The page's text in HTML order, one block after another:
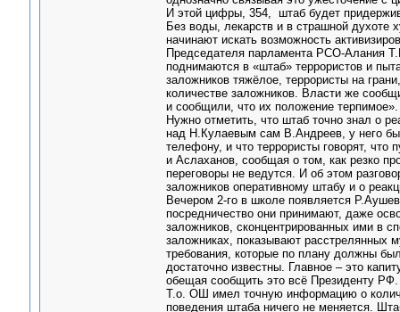
И этой цифры, 354, штаб будет
Без воды, лекарств и в страшной духоте
начинают искать возможность
Председателя парламента РСО-Алания
поднимаются в «штаб» террористов и
заложников тяжёлое, террористы на
количестве заложников. Власти же
и сообщили, что их положение терпимое».
Нужно отметить, что штаб точно знал о
над Н.Кулаевым сам В.Андреев, у него
телефону, и что террористы говорят, что
и Аслаханов, сообщая о том, как резко
переговоры не ведутся. И об этом
заложников оперативному штабу и о
Вечером 2-го в школе появляется
посредничество они принимают, даже
заложников, сконцентрированных ими в
заложниках, показывают расстрелянных
требования, которые по плану должны
достаточно известны. Главное – это
обещая сообщить это всё Президенту РФ.
Т.о. ОШ имел точную информацию о
поведения штаба ничего не меняется.